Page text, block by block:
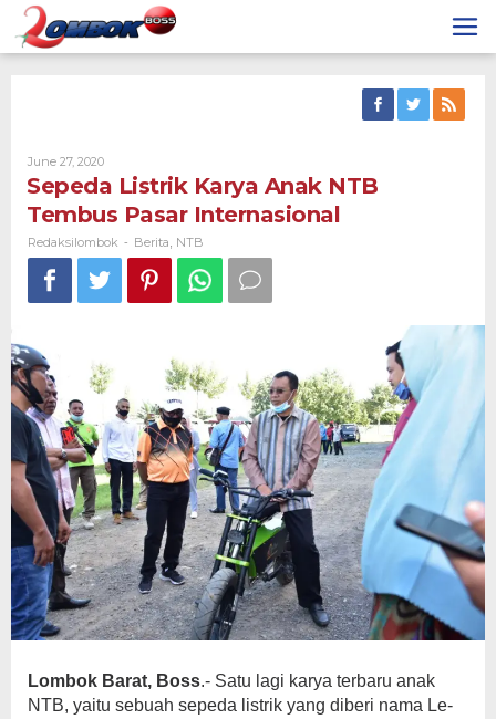
Skip
content
June 27, 2020By
Redaksilombok
Sepeda Listrik Karya Anak NTB
Tembus Pasar Internasional
Redaksilombok - Berita NTB
Lombok Barat, Boss.- Satu lagi karya terbaru anak
NTB, yaitu sebuah sepeda listrik yang diberi nama Le-